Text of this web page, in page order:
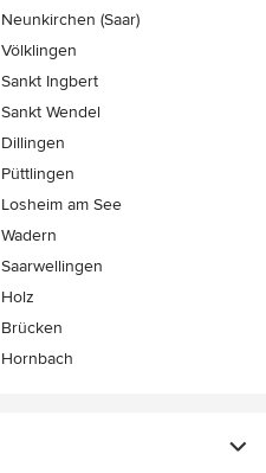
Neunkirchen (Saar)
Völklingen
Sankt Ingbert
Sankt Wendel
Dillingen
Püttlingen
Losheim am See
Wadern
Saarwellingen
Holz
Brücken
Hornbach